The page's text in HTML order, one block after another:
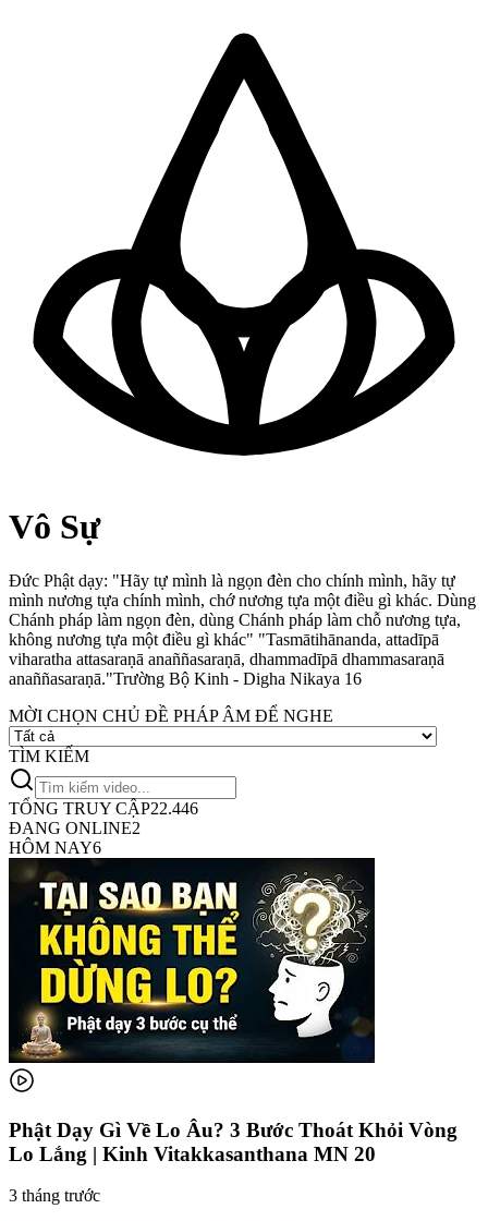
Vô Sự
Đức Phật dạy: "Hãy tự mình là ngọn đèn cho chính mình, hãy tự
mình nương tựa chính mình, chớ nương tựa một điều gì khác. Dùng
Chánh pháp làm ngọn đèn, dùng Chánh pháp làm chỗ nương tựa,
không nương tựa một điều gì khác" "Tasmātihānanda, attadīpā
viharatha attasaraṇā anaññasaraṇā, dhammadīpā dhammasaraṇā
anaññasaraṇā."Trường Bộ Kinh - Digha Nikaya 16
MỜI CHỌN CHỦ ĐỀ PHÁP ÂM ĐỂ NGHE
TÌM KIẾM
TỔNG TRUY CẬP22.446
ĐANG ONLINE2
HÔM NAY6
Phật Dạy Gì Về Lo Âu? 3 Bước Thoát Khỏi Vòng
Lo Lắng | Kinh Vitakkasanthana MN 20
3 tháng trước